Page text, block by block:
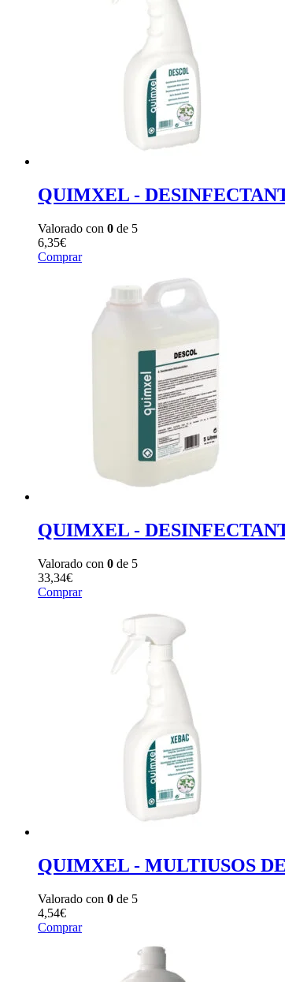
QUIMXEL -
Valorado con 0 de 5
6,35€
Comprar
QUIMXEL -
Valorado con 0 de 5
33,34€
Comprar
QUIMXEL - MULTIUSOS
Valorado con 0 de 5
4,54€
Comprar